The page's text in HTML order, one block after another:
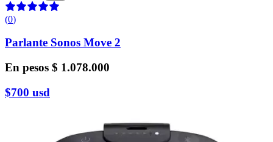
(0)
Parlante Sonos Move 2
En pesos $ 1.078.000
$700 usd